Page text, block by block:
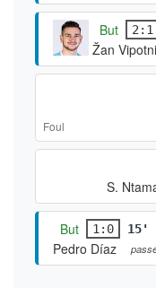
But 2:1
Žan
Foul
S.
But 1:0 15'
Pedro Díaz